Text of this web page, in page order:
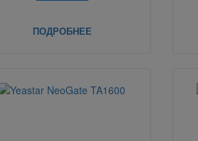
ПОДРОБНЕЕ